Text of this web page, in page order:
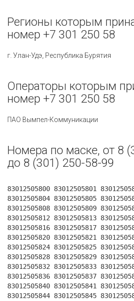
Регионы которым
номер +7 301 250 58
г. Улан-Удэ, Республика Бурятия
Операторы которым
номер +7 301 250 58
ПАО Вымпел-Коммуникации
Номера по маске, от 8
до 8 (301) 250-58-99
83012505800 83012505801
83012505804 83012505805
83012505808 83012505809
83012505812 83012505813
83012505816 83012505817
83012505820 83012505821
83012505824 83012505825
83012505828 83012505829
83012505832 83012505833
83012505836 83012505837
83012505840 83012505841
83012505844 83012505845